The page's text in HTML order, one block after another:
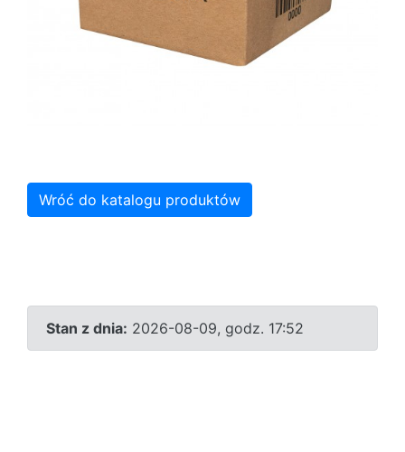
Wróć do katalogu produktów
Stan z dnia: 2026-08-09, godz. 17:52